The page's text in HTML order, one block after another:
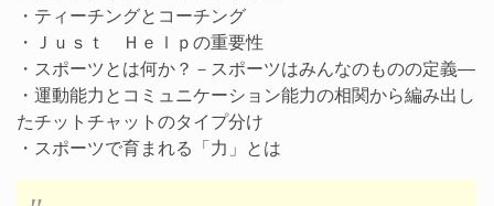
・ティーチングとコーチング
・Ｊｕｓｔ Ｈｅｌｐの重要性
・スポーツとは何か？－スポーツはみんなのものの定義―
・運動能力とコミュニケーション能力の相関から編み出し
たチットチャットのタイプ分け
・スポーツで育まれる「力」とは